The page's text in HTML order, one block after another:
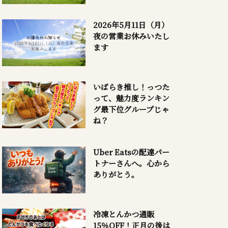
2026年5月11日（月）
夜の営業お休みいたし
ます
いばらき推し！っつた
って、魅力度ランキン
グ最下位グループじゃ
ね？
Uber Eatsの配達パー
トナーさんへ。心から
ありがとう。
冷凍とんかつ通販
15％OFF！正月の後は